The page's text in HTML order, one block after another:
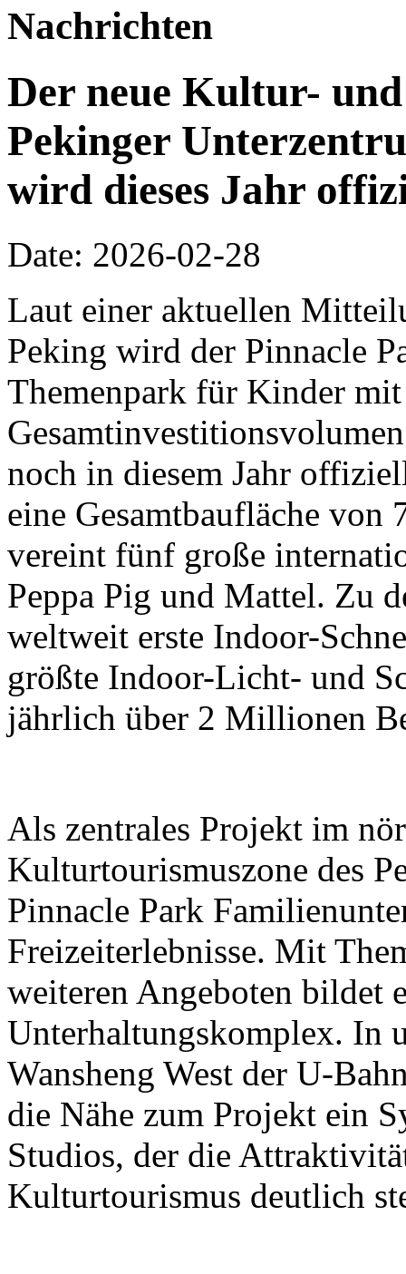
Nachrichten
Der neue Kultur-
Pekinger
wird dieses Jahr
Date: 2026-02-28
Laut einer aktuellen
Peking wird der Pinnacle
Themenpark für Kinder
noch in diesem Jahr
eine Gesamtbaufläche von
vereint fünf große
Peppa Pig und Mattel. Zu
weltweit erste Indoor-
größte Indoor-Licht- und
jährlich über 2 Millionen
Als zentrales Projekt im
Kulturtourismuszone des
Pinnacle Park
Freizeiterlebnisse. Mit
weiteren Angeboten bildet
Unterhaltungskomplex. In
Wansheng West der U-
die Nähe zum Projekt ein
Studios, der die
Kulturtourismus deutlich